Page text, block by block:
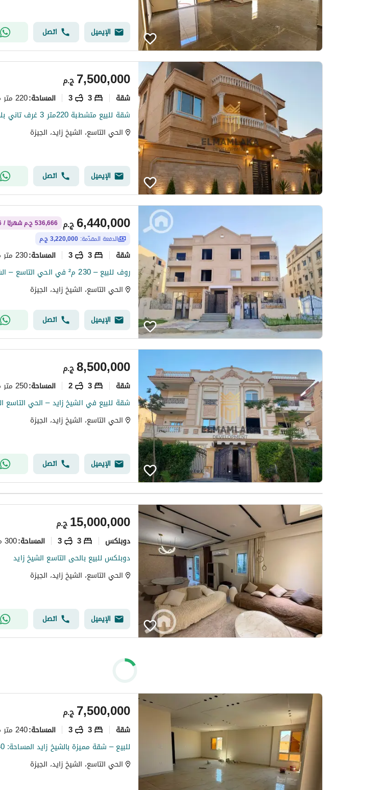
الإيميل اتصل
ج.م7,500,000
شقة 3
3 المساحة:220 متر مربع
الحي التاسع، الشيخ زايد، الجيزة
الإيميل اتصل
ج.م6,440,000
536,666 ج.م شهريًا / 0.6 سنوات
الدفعة المقدّمة: 3,220,000 ج.م
شقة 3
3 المساحة:230 متر مربع
روف للبيع – 230 م² في الحي التاسع – الشيخ زايد
الحي التاسع، الشيخ زايد، الجيزة
الإيميل اتصل
ج.م8,500,000
شقة 3
2 المساحة:250 متر مربع
الحي التاسع، الشيخ زايد، الجيزة
الإيميل اتصل
ج.م15,000,000
دوبلكس 3
3 المساحة:300 متر مربع
دوبلكس للبيع بالحى التاسع الشيخ زايد
الحي التاسع، الشيخ زايد، الجيزة
الإيميل اتصل
ج.م7,500,000
شقة 3
3 المساحة:240 متر مربع
الحي التاسع، الشيخ زايد، الجيزة